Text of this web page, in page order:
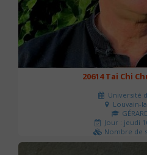
20614 Tai Chi
Université
Louvain-
Jour : jeudi
Nombre de
0 €